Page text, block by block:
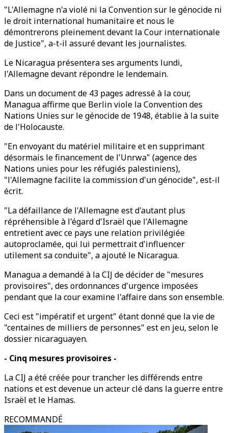
"L'Allemagne n'a violé ni la Convention sur le génocide ni
le droit international humanitaire et nous le
démontrerons pleinement devant la Cour internationale
de Justice", a-t-il assuré devant les journalistes.
Le Nicaragua présentera ses arguments lundi,
l'Allemagne devant répondre le lendemain.
Dans un document de 43 pages adressé à la cour,
Managua affirme que Berlin viole la Convention des
Nations Unies sur le génocide de 1948, établie à la suite
de l'Holocauste.
"En envoyant du matériel militaire et en supprimant
désormais le financement de l'Unrwa" (agence des
Nations unies pour les réfugiés palestiniens),
"l'Allemagne facilite la commission d'un génocide", est-il
écrit.
"La défaillance de l'Allemagne est d'autant plus
répréhensible à l'égard d'Israël que l'Allemagne
entretient avec ce pays une relation privilégiée
autoproclamée, qui lui permettrait d'influencer
utilement sa conduite", a ajouté le Nicaragua.
Managua a demandé à la CIJ de décider de "mesures
provisoires", des ordonnances d'urgence imposées
pendant que la cour examine l'affaire dans son ensemble.
Ceci est "impératif et urgent" étant donné que la vie de
"centaines de milliers de personnes" est en jeu, selon le
dossier nicaraguayen.
- Cinq mesures provisoires -
La CIJ a été créée pour trancher les différends entre
nations et est devenue un acteur clé dans la guerre entre
Israël et le Hamas.
RECOMMANDÉ